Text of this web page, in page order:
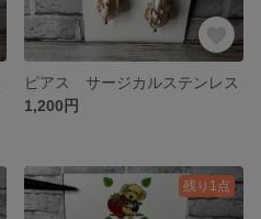
ピアス サージカルステンレス
1,200円
残り1点